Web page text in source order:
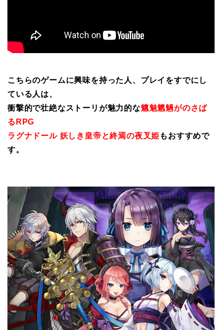
こちらのゲームに興味を持った人、プレイをすでにし
ている人は、
衝撃的で壮絶なストーリが魅力的な魑魅魍魎がのさば
るRPG
ラグナドール 妖しき皇帝と終焉の夜叉姫 もおすすめで
す。